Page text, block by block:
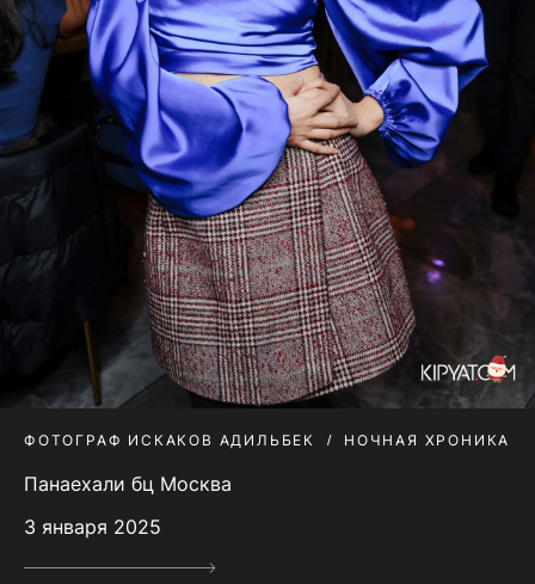
ФОТОГРАФ ИСКАКОВ АДИЛЬБЕК НОЧНАЯ ХРОНИКА
Панаехали бц Москва
3 января 2025